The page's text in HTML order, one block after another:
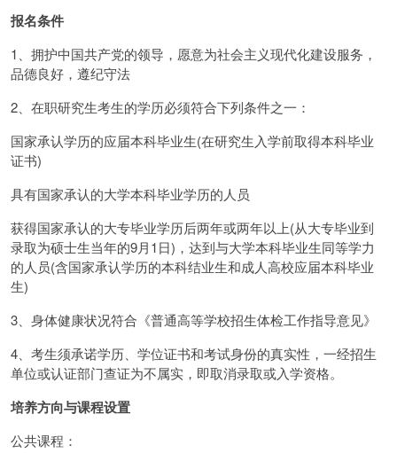
报名条件
1、拥护中国共产党的领导，愿意为社会主义现代化建设服务，
品德良好，遵纪守法
2、在职研究生考生的学历必须符合下列条件之一：
国家承认学历的应届本科毕业生(在研究生入学前取得本科毕业
证书)
具有国家承认的大学本科毕业学历的人员
获得国家承认的大专毕业学历后两年或两年以上(从大专毕业到
录取为硕士生当年的9月1日)，达到与大学本科毕业生同等学力
的人员(含国家承认学历的本科结业生和成人高校应届本科毕业
生)
3、身体健康状况符合《普通高等学校招生体检工作指导意见》
4、考生须承诺学历、学位证书和考试身份的真实性，一经招生
单位或认证部门查证为不属实，即取消录取或入学资格。
培养方向与课程设置
公共课程：